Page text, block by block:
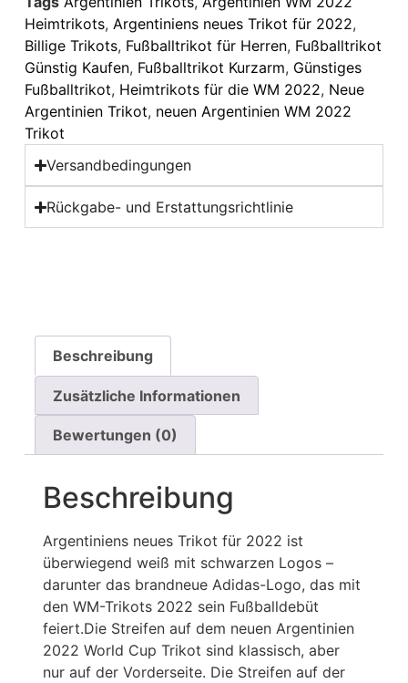
Heimtrikots, Argentiniens neues Trikot für 2022,
Billige Trikots, Fußballtrikot für Herren, Fußballtrikot
Günstig Kaufen, Fußballtrikot Kurzarm, Günstiges
Fußballtrikot, Heimtrikots für die WM 2022, Neue
Argentinien Trikot, neuen Argentinien WM 2022
Trikot
Versandbedingungen
Rückgabe- und Erstattungsrichtlinie
Beschreibung
Zusätzliche Informationen
Bewertungen (0)
Beschreibung
Argentiniens neues Trikot für 2022 ist
überwiegend weiß mit schwarzen Logos –
darunter das brandneue Adidas-Logo, das mit
den WM-Trikots 2022 sein Fußballdebüt
feiert.Die Streifen auf dem neuen Argentinien
2022 World Cup Trikot sind klassisch, aber
nur auf der Vorderseite. Die Streifen auf der